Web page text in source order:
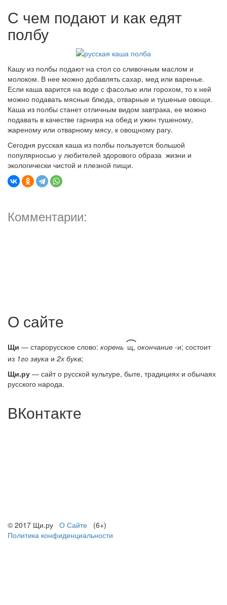
С чем подают и как едят
полбу
Кашу из полбы подают на стол со сливочным маслом и
молоком. В нее можно добавлять сахар, мед или варенье.
Если каша варится на воде с фасолью или горохом, то к ней
можно подавать мясные блюда, отварные и тушеные овощи.
Каша из полбы станет отличным видом завтрака, ее можно
подавать в качестве гарнира на обед и ужин тушеному,
жареному или отварному мясу, к овощному рагу.
Сегодня русская каша из полбы пользуется большой
популярносью у любителей здорового образа жизни и
экологически чистой и плезной пищи.
Комментарии:
О сайте
Щи — старорусское слово: корень ͡щ, окончание -и; состоит
из 1го звука и 2х букв;
Щи.ру — сайт о русской культуре, быте, традициях и обычаях
русского народа.
ВКонтакте
© 2017 Щи.ру О Сайте (6+)
Политика конфиденциальности